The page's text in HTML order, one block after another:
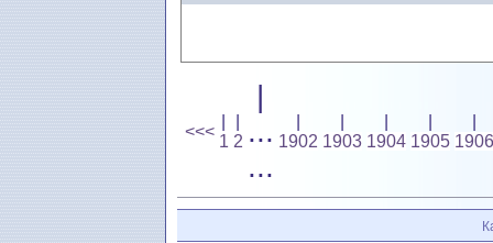
<<<
1 2
|
...
...
1902 1903 1904 1905 1906